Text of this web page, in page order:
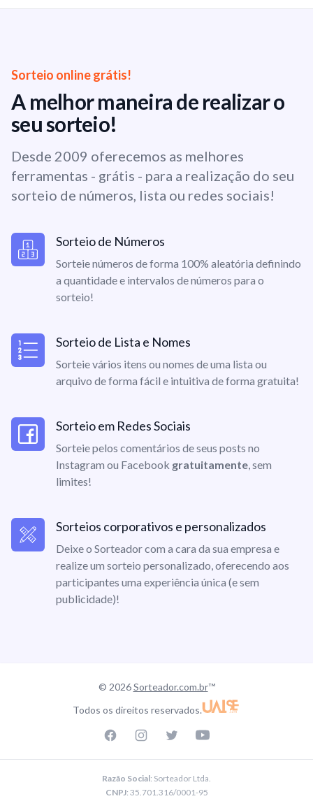
Sorteio online grátis!
A melhor maneira de realizar o
seu sorteio!
Desde 2009 oferecemos as melhores
ferramentas - grátis - para a realização do seu
sorteio de números, lista ou redes sociais!
Sorteio de Números
Sorteie números de forma 100% aleatória definindo
a quantidade e intervalos de números para o
sorteio!
Sorteio de Lista e Nomes
Sorteie vários itens ou nomes de uma lista ou
arquivo de forma fácil e intuitiva de forma gratuita!
Sorteio em Redes Sociais
Sorteie pelos comentários de seus posts no
Instagram ou Facebook gratuitamente, sem
limites!
Sorteios corporativos e personalizados
Deixe o Sorteador com a cara da sua empresa e
realize um sorteio personalizado, oferecendo aos
participantes uma experiência única (e sem
publicidade)!
© 2026Sorteador.com.br™
Todos os direitos reservados.
Razão Social: Sorteador Ltda.
CNPJ: 35.701.316/0001-95